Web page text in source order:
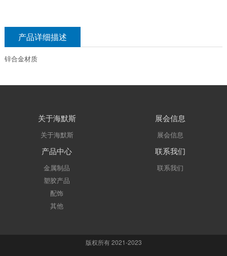
产品详细描述
锌合金材质
关于海默斯
关于海默斯
展会信息
展会信息
产品中心
金属制品
塑胶产品
配饰
其他
联系我们
联系我们
版权所有 2021-2023